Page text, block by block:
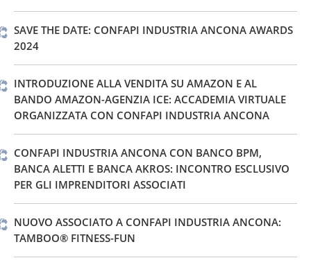
SAVE THE DATE: CONFAPI INDUSTRIA ANCONA AWARDS
2024
INTRODUZIONE ALLA VENDITA SU AMAZON E AL
BANDO AMAZON-AGENZIA ICE: ACCADEMIA VIRTUALE
ORGANIZZATA CON CONFAPI INDUSTRIA ANCONA
CONFAPI INDUSTRIA ANCONA CON BANCO BPM,
BANCA ALETTI E BANCA AKROS: INCONTRO ESCLUSIVO
PER GLI IMPRENDITORI ASSOCIATI
NUOVO ASSOCIATO A CONFAPI INDUSTRIA ANCONA:
TAMBOO® FITNESS-FUN